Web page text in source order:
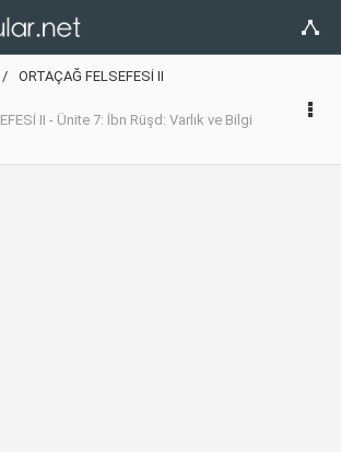
ORTAÇAĞ FELSEFESİ II
II - Ünite 7: İbn Rüşd: Varlık ve Bilgi